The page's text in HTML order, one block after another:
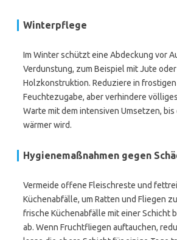
Winterpflege
Im Winter schützt eine Abdeckung vor
Verdunstung, zum Beispiel mit Jute
Holzkonstruktion. Reduziere in
Feuchtezugabe, aber verhindere
Warte mit dem intensiven Umsetzen,
wärmer wird.
Hygienemaßnahmen gegen
Vermeide offene Fleischreste und
Küchenabfälle, um Ratten und Fliegen
frische Küchenabfälle mit einer Schicht
ab. Wenn Fruchtfliegen auftauchen,